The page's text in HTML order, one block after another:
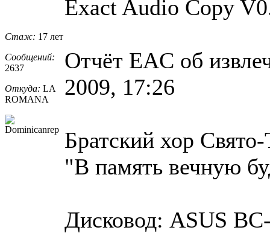
Стаж: 17 лет
Сообщений:
2637
Откуда: LA
ROMANA
Exact Audio Copy
Отчёт EAC об
2009, 17:26
Братский хор
"В память вечную
Дисковод: ASUS